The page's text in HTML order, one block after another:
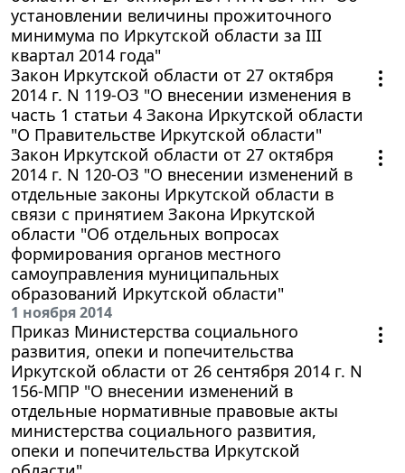
установлении величины прожиточного
минимума по Иркутской области за III
квартал 2014 года"
Закон Иркутской области от 27 октября
2014 г. N 119-ОЗ "О внесении изменения в
часть 1 статьи 4 Закона Иркутской области
"О Правительстве Иркутской области"
Закон Иркутской области от 27 октября
2014 г. N 120-ОЗ "О внесении изменений в
отдельные законы Иркутской области в
связи с принятием Закона Иркутской
области "Об отдельных вопросах
формирования органов местного
самоуправления муниципальных
образований Иркутской области"
1 ноября 2014
Приказ Министерства социального
развития, опеки и попечительства
Иркутской области от 26 сентября 2014 г. N
156-МПР "О внесении изменений в
отдельные нормативные правовые акты
министерства социального развития,
опеки и попечительства Иркутской